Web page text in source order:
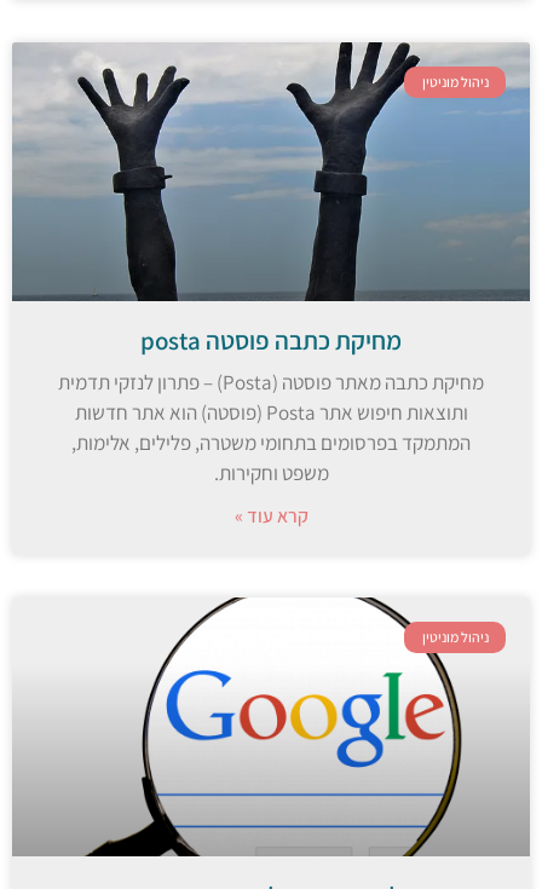
ניהול מוניטין
מחיקת כתבה פוסטה posta
מחיקת כתבה מאתר פוסטה (Posta) – פתרון לנזקי תדמית
ותוצאות חיפוש אתר Posta (פוסטה) הוא אתר חדשות
המתמקד בפרסומים בתחומי משטרה, פלילים, אלימות,
משפט וחקירות.
קרא עוד »
ניהול מוניטין